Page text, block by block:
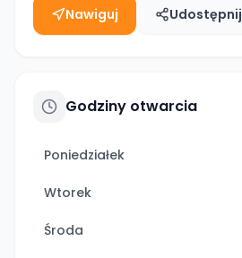
Nawiguj Udostępnij
Godziny otwarcia
Poniedziałek
Wtorek
Środa